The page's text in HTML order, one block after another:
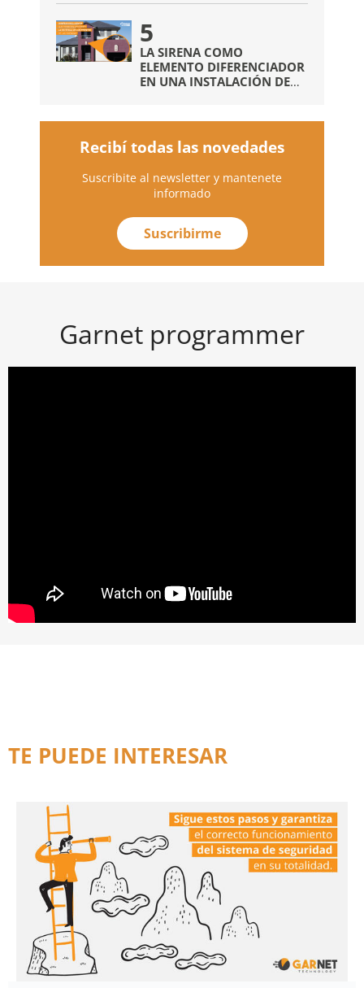
SIN NECESIDAD DE
COMUNICADORES EXTRAS
5
LA SIRENA COMO
ELEMENTO DIFERENCIADOR
EN UNA INSTALACIÓN DE
Recibí todas las novedades
Suscribite al newsletter y mantenete
informado
Suscribirme
Garnet programmer
TE PUEDE INTERESAR